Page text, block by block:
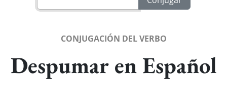
CONJUGACIÓN DEL VERBO
Despumar en Español